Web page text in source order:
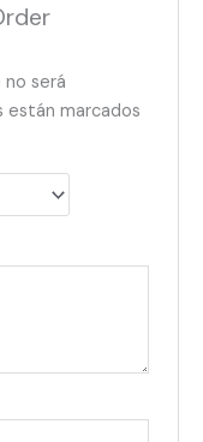
será
están marcados